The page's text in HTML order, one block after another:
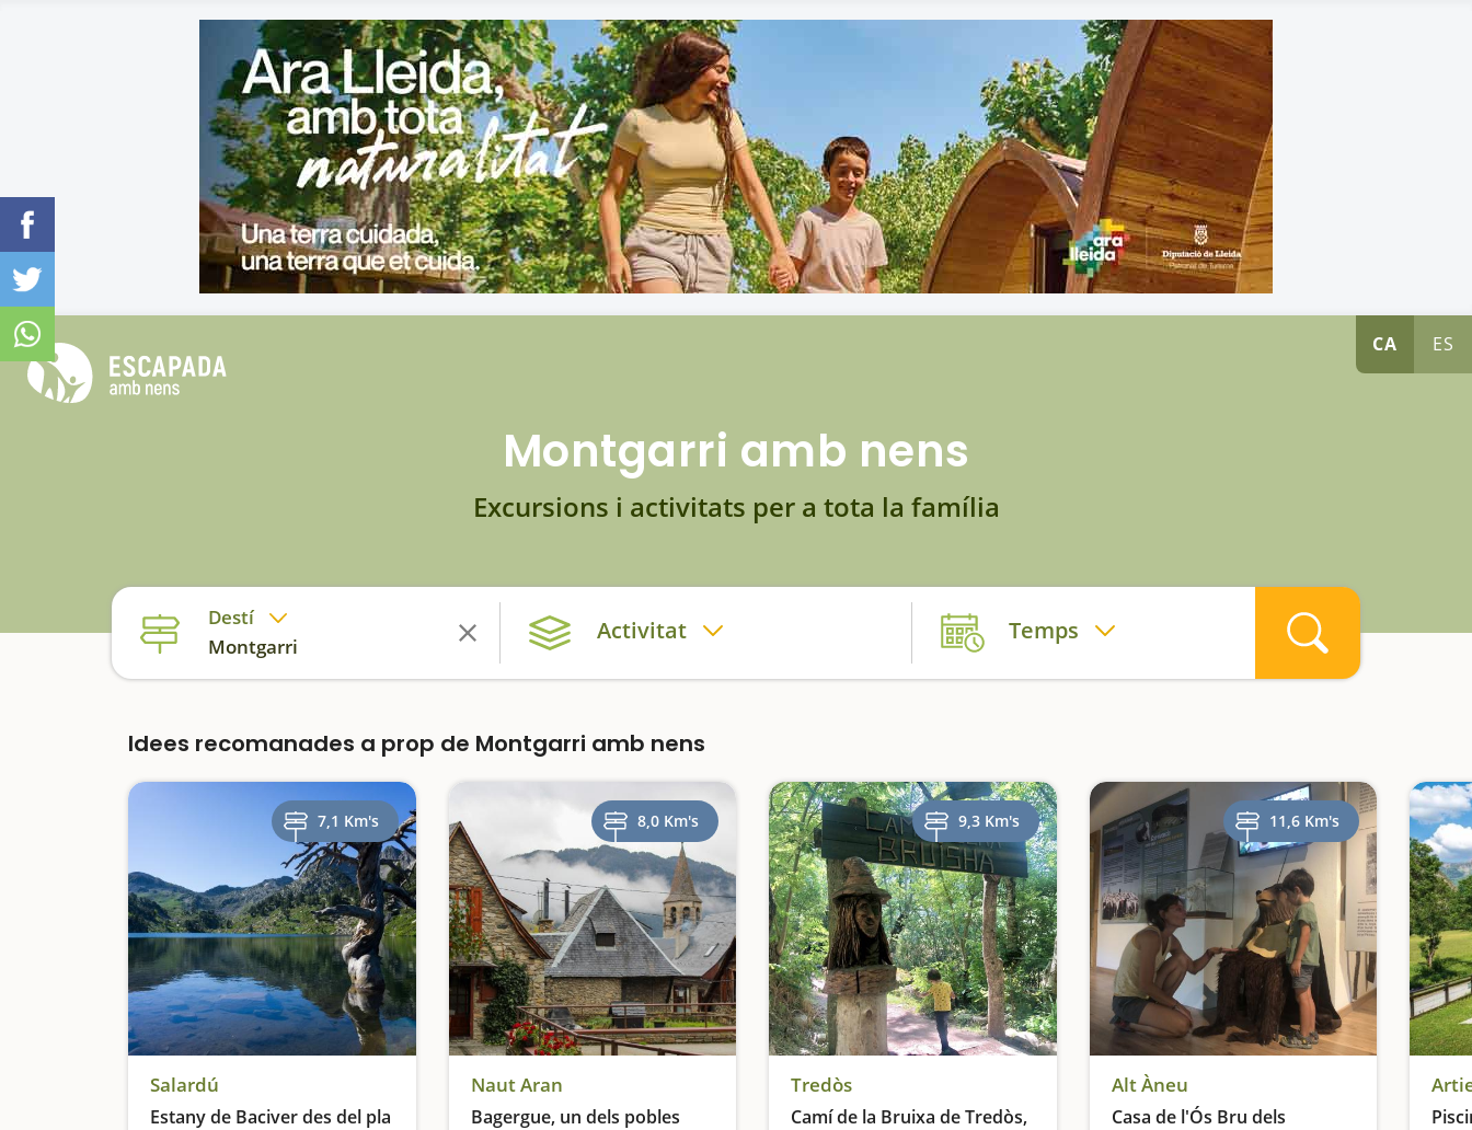
CA ES
Montgarri amb nens
Excursions i activitats per a tota la família
Destí
Montgarri
Activitat Temps
Idees recomanades a prop de Montgarri amb nens
7,1 Km's
Salardú
Estany de Baciver des del pla
8,0 Km's
Naut Aran
Bagergue, un dels pobles
9,3 Km's
Tredòs
Camí de la Bruixa de Tredòs,
11,6 Km's
Alt Àneu
Casa de l'Ós Bru dels